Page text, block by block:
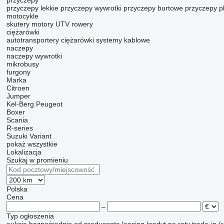
przyczepy lekkie przyczepy wywrotki przyczepy burtowe przyczepy
motocykle
skutery motory UTV rowery
ciężarówki
autotransportery ciężarówki systemy kablowe
naczepy
naczepy wywrotki
mikrobusy
furgony
Marka
Citroen
Jumper
Kel-Berg Peugeot
Boxer
Scania
R-series
Suzuki Variant
pokaż wszystkie
Lokalizacja
Szukaj w promieniu
Polska
Cena
–
Typ ogłoszenia